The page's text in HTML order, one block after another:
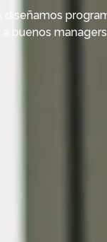
diseñamos
a buenos